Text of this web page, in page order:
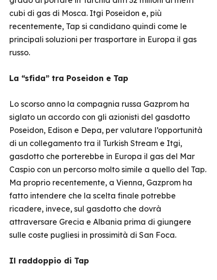
cubi di gas di Mosca. Itgi Poseidon e, più
recentemente, Tap si candidano quindi come le
principali soluzioni per trasportare in Europa il gas
russo.
La “sfida” tra Poseidon e Tap
Lo scorso anno la compagnia russa Gazprom ha
siglato un accordo con gli azionisti del gasdotto
Poseidon, Edison e Depa, per valutare l’opportunità
di un collegamento tra il Turkish Stream e Itgi,
gasdotto che porterebbe in Europa il gas del Mar
Caspio con un percorso molto simile a quello del Tap.
Ma proprio recentemente, a Vienna, Gazprom ha
fatto intendere che la scelta finale potrebbe
ricadere, invece, sul gasdotto che dovrà
attraversare Grecia e Albania prima di giungere
sulle coste pugliesi in prossimità di San Foca.
Il raddoppio di Tap